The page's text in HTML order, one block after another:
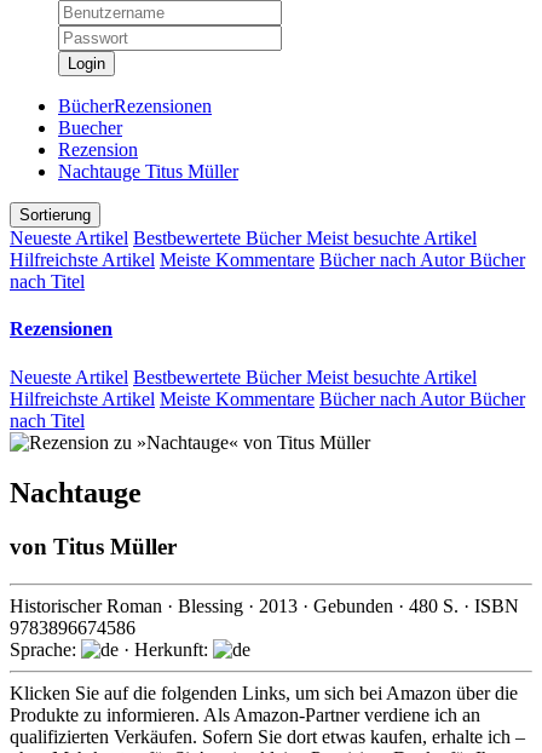
Login
BücherRezensionen
Buecher
Rezension
Nachtauge Titus Müller
Sortierung
Neueste Artikel Bestbewertete BücherMeist besuchte Artikel
Hilfreichste Artikel Meiste Kommentare Bücher nach AutorBücher
nach Titel
Rezensionen
Neueste Artikel Bestbewertete BücherMeist besuchte Artikel
Hilfreichste Artikel Meiste Kommentare Bücher nach AutorBücher
nach Titel
Nachtauge
von Titus Müller
Historischer Roman · Blessing · 2013 · Gebunden · 480 S. · ISBN
9783896674586
Sprache:
· Herkunft:
Klicken Sie auf die folgenden Links, um sich bei Amazon über die
Produkte zu informieren. Als Amazon-Partner verdiene ich an
qualifizierten Verkäufen. Sofern Sie dort etwas kaufen, erhalte ich –